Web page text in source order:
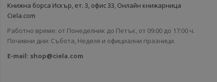
Книжна борса Искър, ет. 3, офис 33, Онлайн книжарница
Ciela.com
Работно време: от Понеделник до Петък, от 09:00 до 17:00 ч.
Почивни дни: Събота, Неделя и официални празници.
E-mail: shop@ciela.com